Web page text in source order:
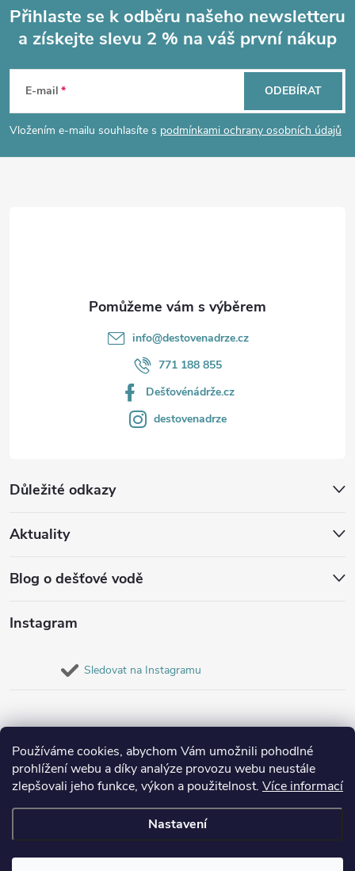
Používáme cookies, abychom Vám umožnili pohodlné
prohlížení webu a díky analýze provozu webu neustále
zlepšovali jeho funkce, výkon a použitelnost. Více informací
Nastavení
p
Přihlaste se k odběru našeho newsletteru
a získejte slevu 2 % na váš první nákup
E-mail
Vložením e-mailu souhlasíte s podmínkami ochrany osobních údajů
ODEBÍRAT
Důležité odkazy
Aktuality
Blog o dešťové vodě
info@destovenadrze.cz
771 188 855
Dešťovénádrže.cz
destovenadrze
Instagram
Sledovat na Instagramu
Copyright 2026Destovenadrze.cz. Všechna práva vyhrazena.